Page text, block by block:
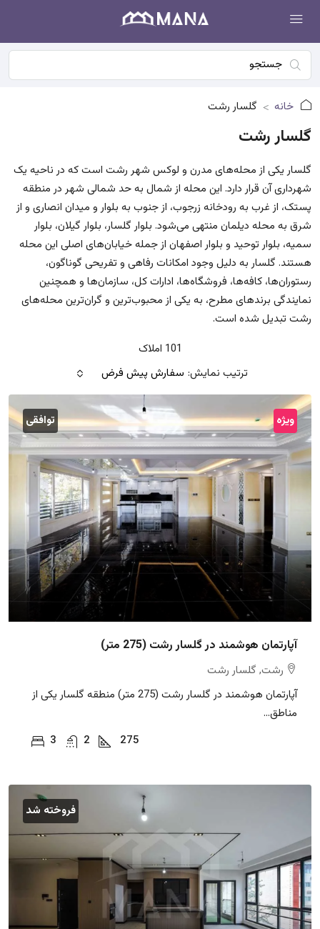
خانه گلسار رشت
گلسار رشت
گلسار یکی از محله‌های مدرن و لوکس شهر رشت است که در ناحیه یک
شهرداری آن قرار دارد. این محله از شمال به حد شمالی شهر در منطقه
پستک، از غرب به رودخانه زرجوب، از جنوب به بلوار و میدان انصاری و از
شرق به محله دیلمان منتهی می‌شود. بلوار گلسار، بلوار گیلان، بلوار
سمیه، بلوار توحید و بلوار اصفهان از جمله خیابان‌های اصلی این محله
هستند. گلسار به دلیل وجود امکانات رفاهی و تفریحی گوناگون،
رستوران‌ها، کافه‌ها، فروشگاه‌ها، ادارات کل، سازمان‌ها و همچنین
نمایندگی برندهای مطرح، به یکی از محبوب‌ترین و گران‌ترین محله‌های
رشت تبدیل شده است.
101 املاک
ترتیب نمایش: سفارش پیش فرض
ویژه توافقی
آپارتمان هوشمند در گلسار رشت (275 متر)
رشت, گلسار رشت
آپارتمان هوشمند در گلسار رشت (275 متر) منطقه گلسار یکی از
مناطق...
3
2 275
فروخته شد